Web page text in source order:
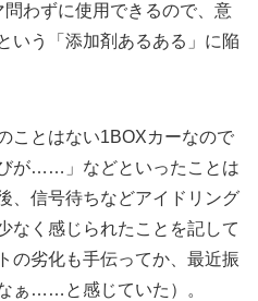
わずに使用できるので、意
いう「添加剤あるある」に陥
ことはない1BOXカーなので
が……」などといったことは
、信号待ちなどアイドリング
なく感じられたことを記して
の劣化も手伝ってか、最近振
ぁ……と感じていた）。